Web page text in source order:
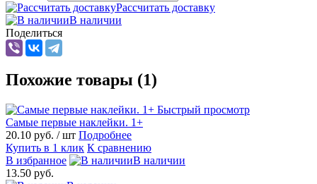
Рассчитать доставку
В наличии
Поделиться
Похожие товары (1)
Быстрый просмотр
Самые первые наклейки. 1+
20.10 руб. / шт Подробнее
Купить в 1 клик К сравнению
В избранное
В наличии
13.50 руб.